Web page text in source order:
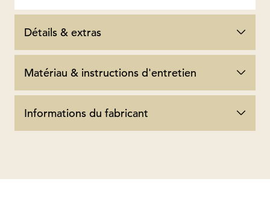
Détails & extras
Matériau & instructions d'entretien
Informations du fabricant